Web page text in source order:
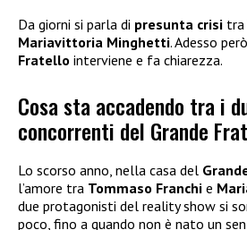
Da giorni si parla di presunta crisi tra
Mariavittoria Minghetti. Adesso
Fratello interviene e fa chiarezza.
Cosa sta accadendo tra i
concorrenti del Grande
Lo scorso anno, nella casa del
l’amore tra Tommaso Franchi e
due protagonisti del reality show si
poco, fino a quando non è nato un